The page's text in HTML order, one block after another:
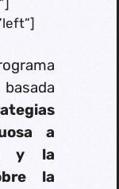
a
y la
la